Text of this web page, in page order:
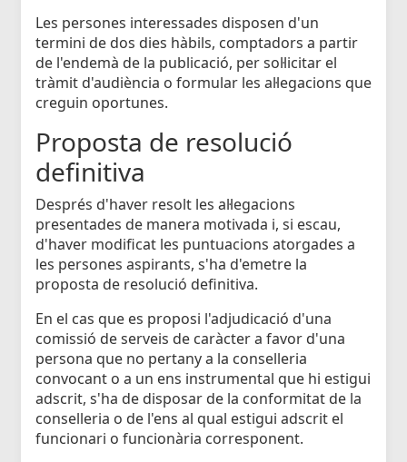
Les persones interessades disposen d'un
termini de dos dies hàbils, comptadors a partir
de l'endemà de la publicació, per sol·licitar el
tràmit d'audiència o formular les al·legacions que
creguin oportunes.
Proposta de resolució
definitiva
Després d'haver resolt les al·legacions
presentades de manera motivada i, si escau,
d'haver modificat les puntuacions atorgades a
les persones aspirants, s'ha d'emetre la
proposta de resolució definitiva.
En el cas que es proposi l'adjudicació d'una
comissió de serveis de caràcter a favor d'una
persona que no pertany a la conselleria
convocant o a un ens instrumental que hi estigui
adscrit, s'ha de disposar de la conformitat de la
conselleria o de l'ens al qual estigui adscrit el
funcionari o funcionària corresponent.